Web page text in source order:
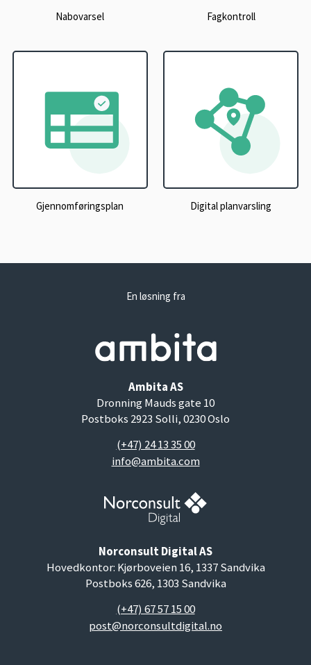
Nabovarsel Fagkontroll
Gjennomføringsplan Digital planvarsling
En løsning fra
Ambita AS
Dronning Mauds gate 10
Postboks 2923 Solli, 0230 Oslo
(+47) 24 13 35 00
info@ambita.com
Norconsult Digital AS
Hovedkontor: Kjørboveien 16, 1337 Sandvika
Postboks 626, 1303 Sandvika
(+47) 67 57 15 00
post@norconsultdigital.no